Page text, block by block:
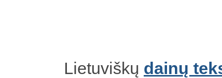
Lietuviškų dainų